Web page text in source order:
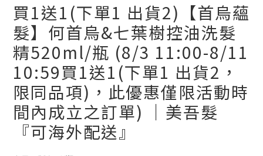
買1送1(下單1 出貨2)【首烏蘊
髮】何首烏&七葉樹控油洗髮
精520ml/瓶 (8/3 11:00-8/11
10:59買1送1(下單1 出貨2，
限同品項)，此優惠僅限活動時
間內成立之訂單) ｜美吾髮
『可海外配送』